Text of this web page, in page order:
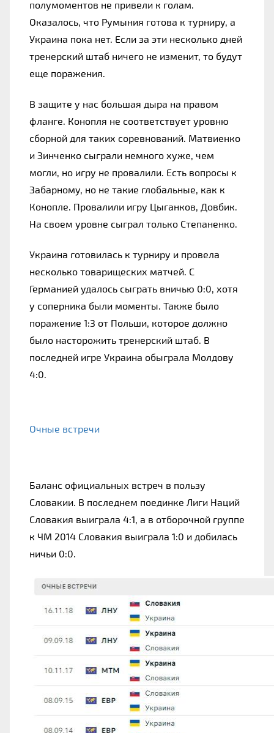
полумоментов не привели к голам.
Оказалось, что Румыния готова к турниру, а
Украина пока нет. Если за эти несколько дней
тренерский штаб ничего не изменит, то будут
еще поражения.
В защите у нас большая дыра на правом
фланге. Конопля не соответствует уровню
сборной для таких соревнований. Матвиенко
и Зинченко сыграли немного хуже, чем
могли, но игру не провалили. Есть вопросы к
Забарному, но не такие глобальные, как к
Конопле. Провалили игру Цыганков, Довбик.
На своем уровне сыграл только Степаненко.
Украина готовилась к турниру и провела
несколько товарищеских матчей. С
Германией удалось сыграть вничью 0:0, хотя
у соперника были моменты. Также было
поражение 1:3 от Польши, которое должно
было насторожить тренерский штаб. В
последней игре Украина обыграла Молдову
4:0.
Очные встречи
Баланс официальных встреч в пользу
Словакии. В последнем поединке Лиги Наций
Словакия выиграла 4:1, а в отборочной группе
к ЧМ 2014 Словакия выиграла 1:0 и добилась
ничьи 0:0.